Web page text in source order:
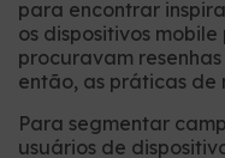
para encontrar
os dispositivos
procuravam resenhas
então, as práticas de
Para segmentar
usuários de